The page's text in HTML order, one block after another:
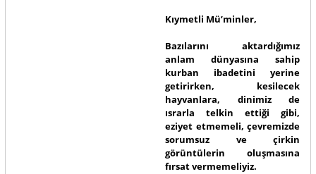
Kıymetli Mü’minler,
Bazılarını aktardığımız
anlam dünyasına sahip
kurban ibadetini yerine
getirirken, kesilecek
hayvanlara, dinimiz de
ısrarla telkin ettiği gibi,
eziyet etmemeli, çevremizde
sorumsuz ve çirkin
görüntülerin oluşmasına
fırsat vermemeliyiz.